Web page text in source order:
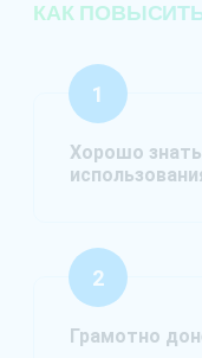
КАК
Хорошо
Грамотно